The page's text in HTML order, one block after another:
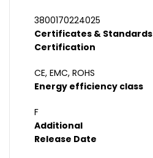
3800170224025
Certificates & Standards
Certification
CE, EMC, ROHS
Energy efficiency class
F
Additional
Release Date